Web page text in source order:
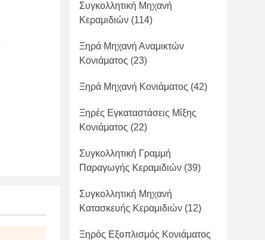
Συγκολλητική Μηχανή
Κεραμιδιών (114)
Ξηρά Μηχανή Αναμικτών
Κονιάματος (23)
Ξηρά Μηχανή Κονιάματος (42)
Ξηρές Εγκαταστάσεις Μίξης
Κονιάματος (22)
Συγκολλητική Γραμμή
Παραγωγής Κεραμιδιών (39)
Συγκολλητική Μηχανή
Κατασκευής Κεραμιδιών (12)
Ξηρός Εξοπλισμός Κονιάματος